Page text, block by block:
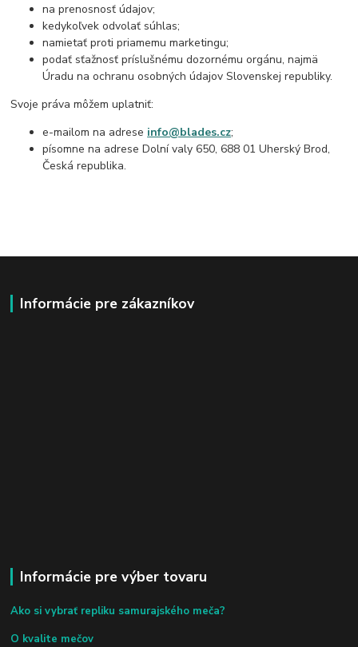
na prenosnosť údajov;
kedykoľvek odvolať súhlas;
namietať proti priamemu marketingu;
podať sťažnosť príslušnému dozornému orgánu, najmä
Úradu na ochranu osobných údajov Slovenskej republiky.
Svoje práva môžem uplatniť:
e-mailom na adrese info@blades.cz;
písomne na adrese Dolní valy 650, 688 01 Uherský Brod,
Česká republika.
Informácie pre zákazníkov
Informácie pre výber tovaru
Ako si vybrať repliku samurajského meča?
O kvalite mečov